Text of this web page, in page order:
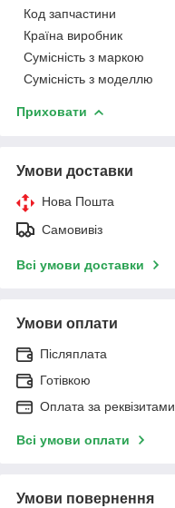
Код запчастини
Країна виробник
Сумісність з маркою
Сумісність з моделлю
Приховати
Умови доставки
Нова Пошта
Самовивіз
Всі умови доставки
Умови оплати
Післяплата
Готівкою
Оплата за реквізитами
Всі умови оплати
Умови повернення